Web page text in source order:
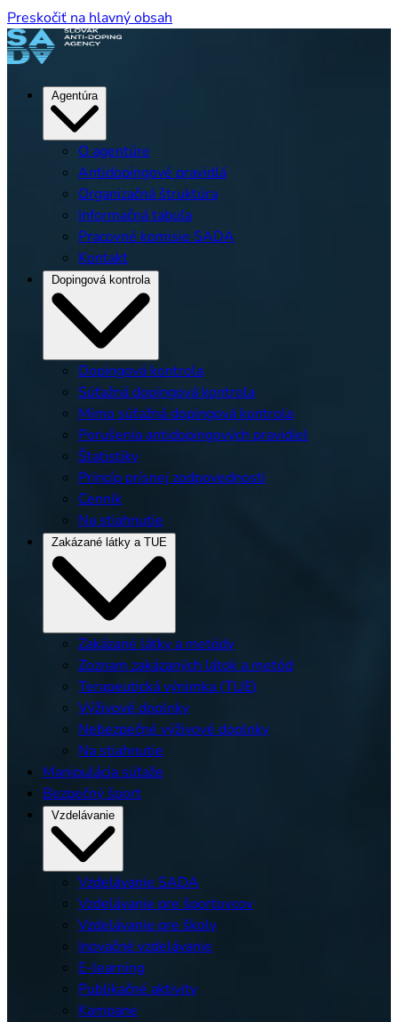
Preskočiť na hlavný obsah
Agentúra
O agentúre
Antidopingové pravidlá
Organizačná štruktúra
Informačná tabuľa
Pracovné komisie SADA
Kontakt
Dopingová kontrola
Dopingová kontrola
Súťažná dopingová kontrola
Mimo súťažná dopingová kontrola
Porušenia antidopingových pravidiel
Štatistiky
Princíp prísnej zodpovednosti
Cenník
Na stiahnutie
Zakázané látky a TUE
Zakázané látky a metódy
Zoznam zakázaných látok a metód
Terapeutická výnimka (TUE)
Výživové doplnky
Nebezpečné výživové doplnky
Na stiahnutie
Manipulácia súťaže
Bezpečný šport
Vzdelávanie
Vzdelávanie SADA
Vzdelávanie pre športovcov
Vzdelávanie pre školy
Inovačné vzdelávanie
E-learning
Publikačné aktivity
Kampane